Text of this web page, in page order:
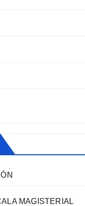
MAGISTERIAL